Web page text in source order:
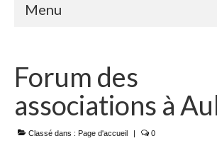
Menu
L’ASSOCIATION
Historique
Objectifs
Forum des
associations à
Classé dans : Page d'accueil | 0